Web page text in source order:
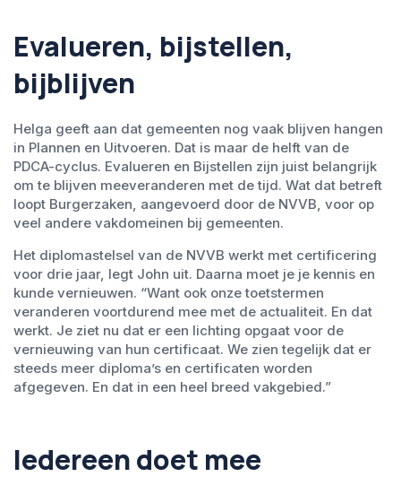
Evalueren, bijstellen,
bijblijven
Helga geeft aan dat gemeenten nog vaak blijven hangen
in Plannen en Uitvoeren. Dat is maar de helft van de
PDCA-cyclus. Evalueren en Bijstellen zijn juist belangrijk
om te blijven meeveranderen met de tijd. Wat dat betreft
loopt Burgerzaken, aangevoerd door de NVVB, voor op
veel andere vakdomeinen bij gemeenten.
Het diplomastelsel van de NVVB werkt met certificering
voor drie jaar, legt John uit. Daarna moet je je kennis en
kunde vernieuwen. “Want ook onze toetstermen
veranderen voortdurend mee met de actualiteit. En dat
werkt. Je ziet nu dat er een lichting opgaat voor de
vernieuwing van hun certificaat. We zien tegelijk dat er
steeds meer diploma’s en certificaten worden
afgegeven. En dat in een heel breed vakgebied.”
Iedereen doet mee